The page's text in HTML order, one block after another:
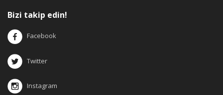
Bizi takip edin!
Facebook
Twitter
Instagram